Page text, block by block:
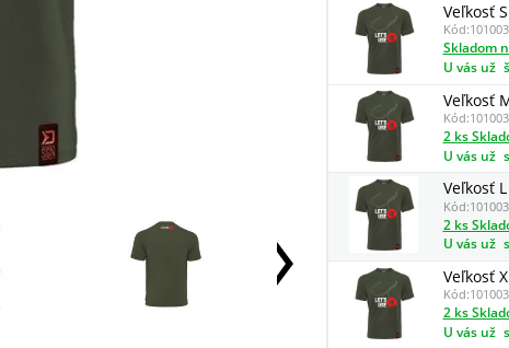
Veľkosť S
Kód:
Skladom
U vás už
Veľkosť
Kód:
2 ks
U vás už
Veľkosť L
Kód:
2 ks
U vás už
Veľkosť
Kód:
2 ks
U vás už